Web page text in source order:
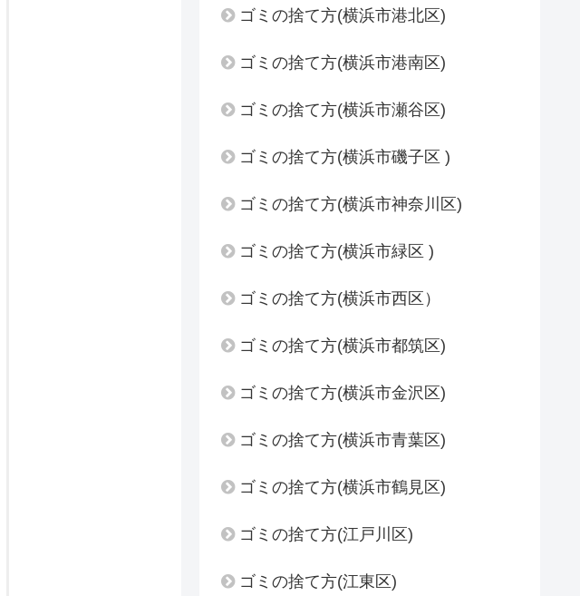
ゴミの捨て方(横浜市港北区)
ゴミの捨て方(横浜市港南区)
ゴミの捨て方(横浜市瀬谷区)
ゴミの捨て方(横浜市磯子区 )
ゴミの捨て方(横浜市神奈川区)
ゴミの捨て方(横浜市緑区 )
ゴミの捨て方(横浜市西区）
ゴミの捨て方(横浜市都筑区)
ゴミの捨て方(横浜市金沢区)
ゴミの捨て方(横浜市青葉区)
ゴミの捨て方(横浜市鶴見区)
ゴミの捨て方(江戸川区)
ゴミの捨て方(江東区)